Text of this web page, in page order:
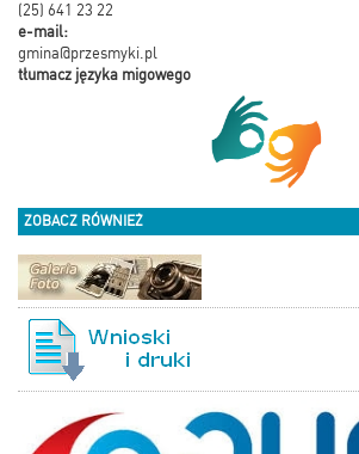
(25) 641 23 22
e-mail:
gmina@przesmyki.pl
tłumacz języka migowego
ZOBACZ RÓWNIEŻ